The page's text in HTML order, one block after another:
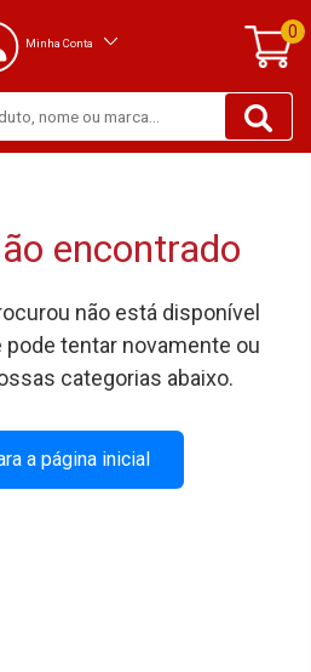
Minha Conta
0
encontrado
não está disponível
tentar novamente ou
categorias abaixo.
a página inicial